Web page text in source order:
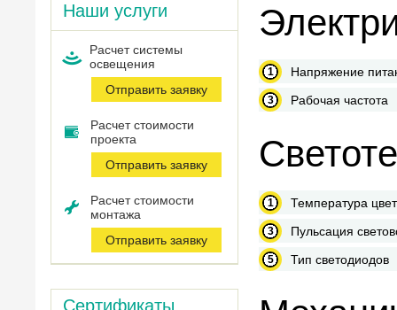
Наши услуги
Расчет системы
оcвещения
Отправить заявку
Расчет стоимости
проекта
Отправить заявку
Расчет стоимости
монтажа
Отправить заявку
Сертификаты
Напряжение
Рабочая частота
Температура
Пульсация
Тип светодиодов